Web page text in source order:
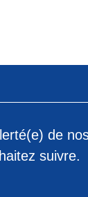
de
suivre.